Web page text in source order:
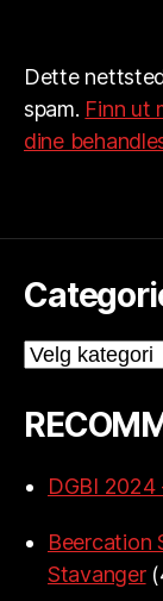
Dette
spam. Finn ut
dine
Categories
DGBI 2024
Beercation
Stavanger